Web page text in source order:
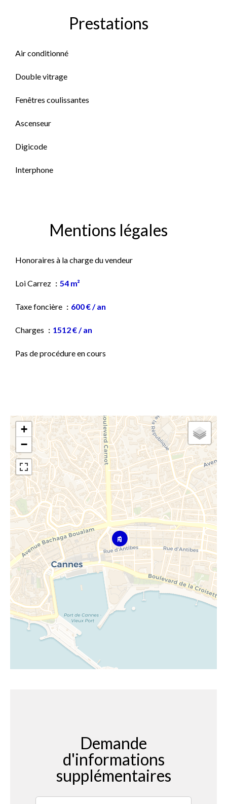
Prestations
Air conditionné
Double vitrage
Fenêtres coulissantes
Ascenseur
Digicode
Interphone
Mentions légales
Honoraires à la charge du vendeur
Loi Carrez 54 m²
Taxe foncière 600 € / an
Charges 1512 € / an
Pas de procédure en cours
+
−
Demande
d'informations
supplémentaires